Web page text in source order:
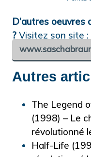
D’autres oeuvres
? Visitez son site :
Autres
The Legend
(1998) – Le
révolutionné
Half-Life